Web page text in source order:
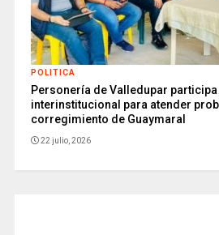
POLITICA
Personería de Valledupar participa
interinstitucional para atender
corregimiento de Guaymaral
22 julio, 2026